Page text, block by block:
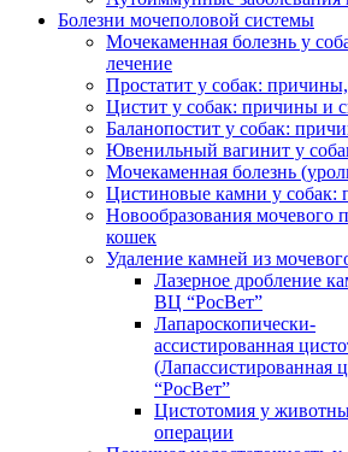
Болезни мочеполовой системы
Мочекаменная болезнь у
лечение
Простатит у собак:
Цистит у собак: причины и
Баланопостит у собак:
Ювенильный вагинит у
Мочекаменная болезнь
Цистиновые камни у собак:
Новообразования мочевого
кошек
Удаление камней из
Лазерное дробление
ВЦ “РосВет”
Лапароскопически-
ассистированная
(Лапассистированная
“РосВет”
Цистотомия у
операции